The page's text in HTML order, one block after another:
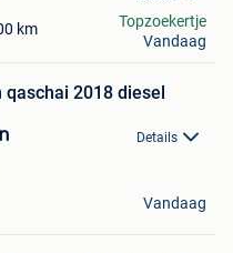
km
Topzoekertje
Vandaag
qaschai 2018 diesel
Details
Vandaag